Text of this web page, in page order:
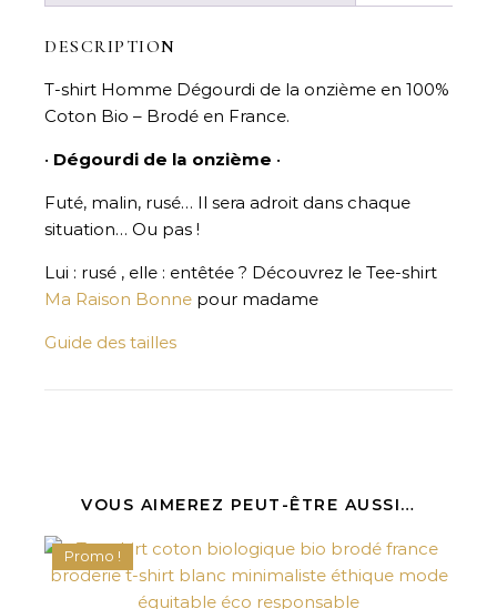
DESCRIPTION
T-shirt Homme Dégourdi de la onzième en 100%
Coton Bio – Brodé en France.
• Dégourdi de la onzième •
Futé, malin, rusé… Il sera adroit dans chaque
situation… Ou pas !
Lui : rusé , elle : entêtée ? Découvrez le Tee-shirt
Ma Raison Bonne pour madame
Guide des tailles
VOUS AIMEREZ PEUT-ÊTRE AUSSI…
Promo !